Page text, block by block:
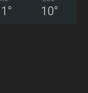
° 10°